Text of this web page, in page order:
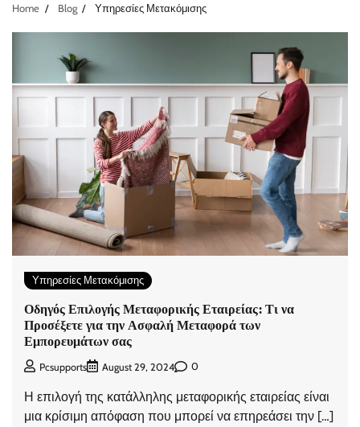
Home Blog Υπηρεσίες Μετακόμισης
Υπηρεσίες Μετακόμισης
Οδηγός Επιλογής Μεταφορικής Εταιρείας: Τι να
Προσέξετε για την Ασφαλή Μεταφορά των
Εμπορευμάτων σας
Pcsupports August 29, 2024 0
Η επιλογή της κατάλληλης μεταφορικής εταιρείας είναι
μια κρίσιμη απόφαση που μπορεί να επηρεάσει την […]